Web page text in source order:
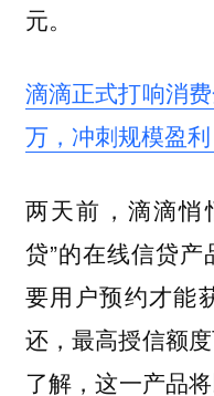
元。
滴滴正式打响消
万，冲刺规模盈利
两天前，滴滴悄
贷”的在线信贷
要用户预约才能
还，最高授信额
了解，这一产品